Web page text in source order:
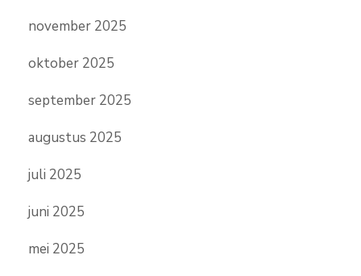
november 2025
oktober 2025
september 2025
augustus 2025
juli 2025
juni 2025
mei 2025